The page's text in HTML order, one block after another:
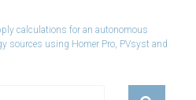
calculations for an autonomous
sources using Homer Pro, PVsyst and